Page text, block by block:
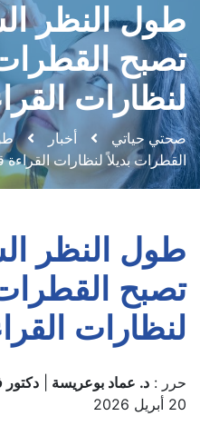
طول النظر
تصبح القطرات
لنظارات
صحتي حياتي أخبار
القطرات بديلاً لنظارات القراءة
طول النظر
تصبح القطرات
لنظارات
حرر : د. عماد بوعريسة
20 أبريل 2026